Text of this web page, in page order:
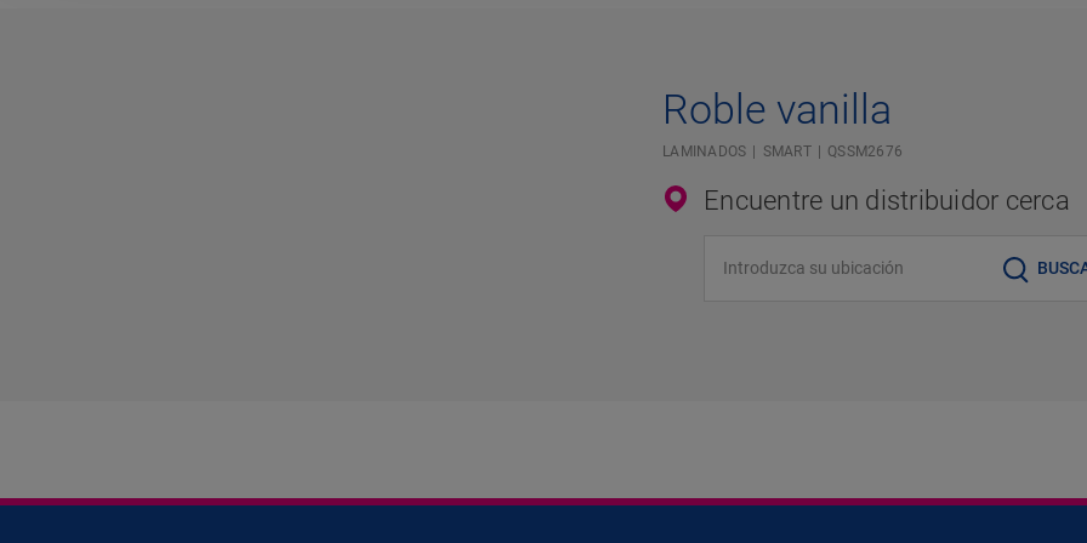
Roble vanilla
LAMINADOS SMART QSSM2676
Encuentre un distribuidor cerca